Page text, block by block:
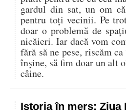
gardul din sat, un om
pentru toți vecinii. Pe
doar o problemă de
nicăieri. Iar dacă vom
fără să ne pese, riscăm
înșine, să fim doar un alt
câine.
Istoria în mers: Ziua